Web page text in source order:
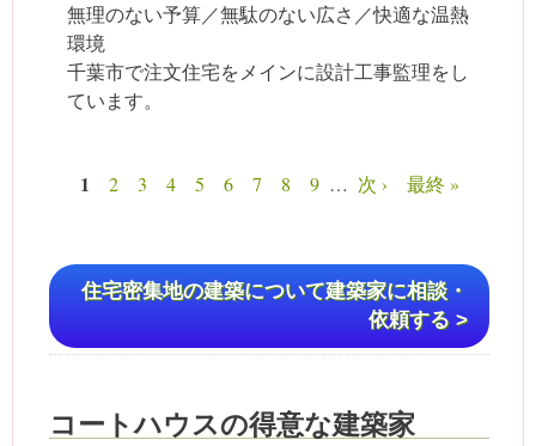
無理のない予算／無駄のない広さ／快適な温熱
環境
千葉市で注文住宅をメインに設計工事監理をし
ています。
ページ
1 2 3 4 5 6 7 8 9 … 次 › 最終 »
住宅密集地の建築について建築家に相談・
依頼する >
コートハウスの得意な建築家